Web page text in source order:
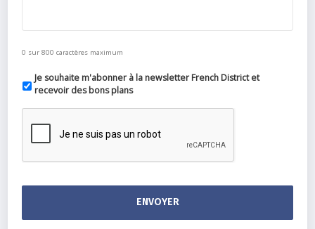
0 sur 800 caractères maximum
Je souhaite m'abonner à la newsletter French District et
recevoir des bons plans